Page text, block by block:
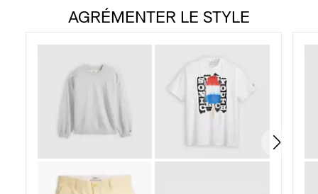
AGRÉMENTER LE STYLE